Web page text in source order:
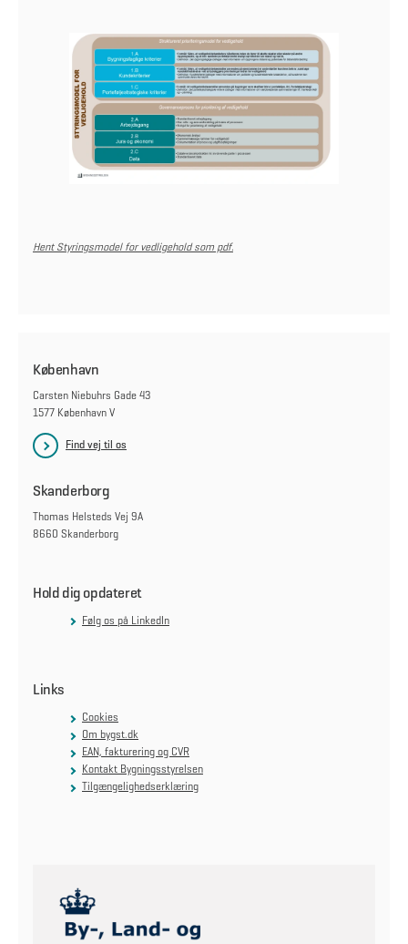
Hent Styringsmodel for vedligehold som pdf.
København
Carsten Niebuhrs Gade 43
1577 København V
Find vej til os
Skanderborg
Thomas Helsteds Vej 9A
8660 Skanderborg
Hold dig opdateret
Følg os på LinkedIn
Links
Cookies
Om bygst.dk
EAN, fakturering og CVR
Kontakt Bygningsstyrelsen
Tilgængelighedserklæring